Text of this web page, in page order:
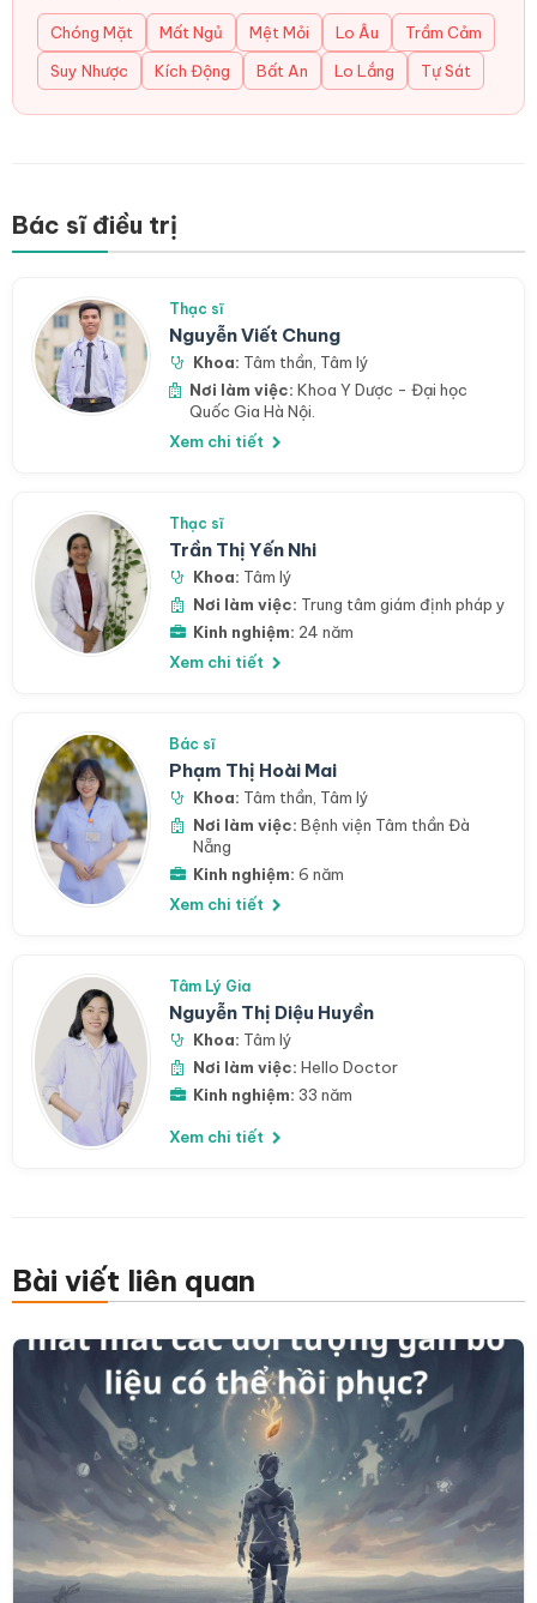
Chóng Mặt Mất Ngủ Mệt Mỏi Lo Âu
Trầm Cảm
Suy Nhược
Kích Động Bất An Lo Lắng Tự Sát
Bác sĩ điều trị
Thạc sĩ
Nguyễn Viết Chung
Khoa: Tâm thần Tâm lý
Nơi làm việc: Khoa Y Dược - Đại học
Quốc Gia Hà Nội.
Xem chi tiết
Thạc sĩ
Trần Thị Yến Nhi
Khoa: Tâm lý
Nơi làm việc: Trung tâm giám định pháp y
Kinh nghiệm: 24 năm
Xem chi tiết
Bác sĩ
Phạm Thị Hoài Mai
Khoa: Tâm thần Tâm lý
Nơi làm việc: Bệnh viện Tâm thần Đà
Nẵng
Kinh nghiệm: 6 năm
Xem chi tiết
Tâm Lý Gia
Nguyễn Thị Diệu Huyền
Khoa: Tâm lý
Nơi làm việc: Hello Doctor
Kinh nghiệm: 33 năm
Xem chi tiết
Bài viết liên quan